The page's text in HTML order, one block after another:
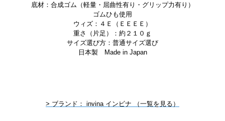
底材：合成ゴム（軽量・屈曲性有り・グリップ力有り）
ゴムひも使用
ウィズ：４Ｅ（ＥＥＥＥ）
重さ（片足）：約２１０ｇ
サイズ選び方：普通サイズ選び
日本製 Made in Japan
> ブランド： invina インビナ （一覧を見る）